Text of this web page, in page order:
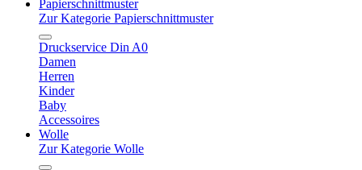
Papierschnittmuster
Zur Kategorie Papierschnittmuster
Druckservice Din A0
Damen
Herren
Kinder
Baby
Accessoires
Wolle
Zur Kategorie Wolle